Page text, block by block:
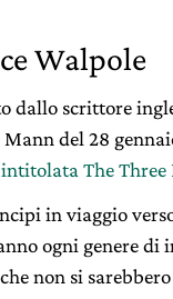
Walpole
dallo scrittore
del 28
intitolata The Three
in viaggio
ogni genere di
non si